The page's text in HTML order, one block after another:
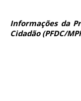
Informações da
Cidadão (PFDC/